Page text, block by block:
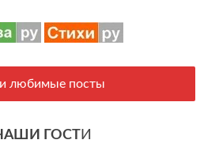
любимые посты
ГОСТИ